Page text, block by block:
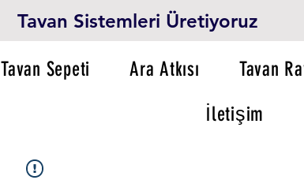
Tavan Sistemleri Üretiyoruz
Tavan Sepeti Ara Atkısı Tavan
İletişim